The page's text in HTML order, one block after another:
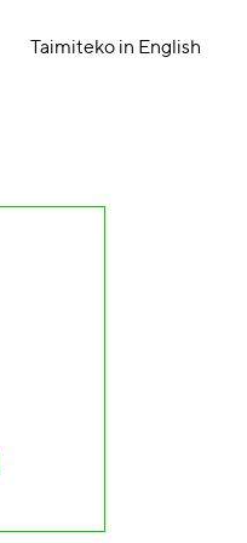
Taimiteko in English